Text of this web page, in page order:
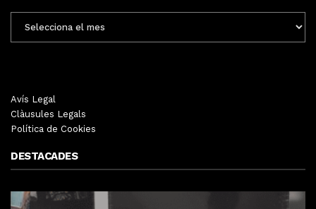
MENSUALS
Avís Legal
Clàusules Legals
Política de Cookies
DESTACADES